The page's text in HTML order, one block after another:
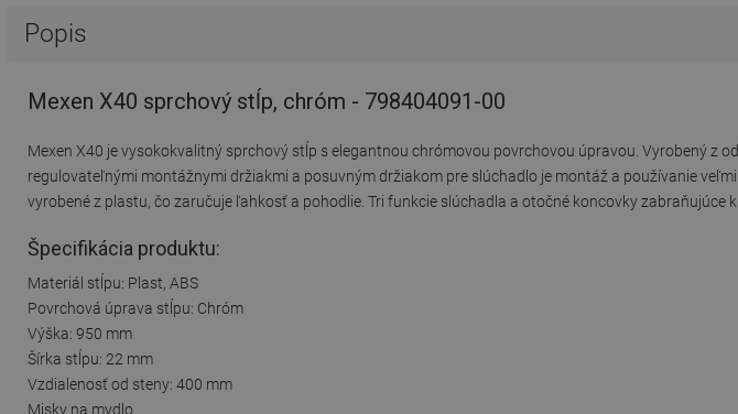
Popis
Mexen X40 sprchový stĺp, chróm - 798404091-00
Mexen X40 je vysokokvalitný sprchový stĺp s elegantnou chrómovou povrchovou úpravou. Vyrobený z
regulovateľnými montážnymi držiakmi a posuvným držiakom pre slúchadlo je montáž a používanie
vyrobené z plastu, čo zaručuje ľahkosť a pohodlie. Tri funkcie slúchadla a otočné koncovky
Špecifikácia produktu:
Materiál stĺpu: Plast, ABS
Povrchová úprava stĺpu: Chróm
Výška: 950 mm
Šírka stĺpu: 22 mm
Vzdialenosť od steny: 400 mm
Misky na mydlo